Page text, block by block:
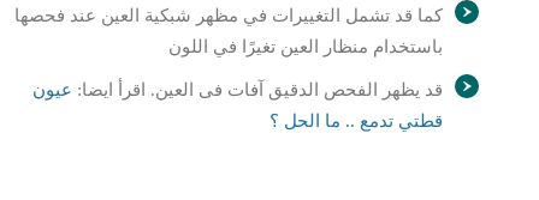
كما قد تشمل التغييرات في مظهر شبكية العين عند فحصها
باستخدام منظار العين تغيرًا في اللون
قد يظهر الفحص الدقيق آفات فى العين. اقرأ ايضا: عيون
قطتي تدمع .. ما الحل ؟